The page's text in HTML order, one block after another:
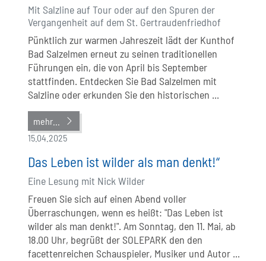
Mit Salzline auf Tour oder auf den Spuren der
Vergangenheit auf dem St. Gertraudenfriedhof
Pünktlich zur warmen Jahreszeit lädt der Kunthof
Bad Salzelmen erneut zu seinen traditionellen
Führungen ein, die von April bis September
stattfinden. Entdecken Sie Bad Salzelmen mit
Salzline oder erkunden Sie den historischen ...
mehr...
15.04.2025
Das Leben ist wilder als man denkt!“
Eine Lesung mit Nick Wilder
Freuen Sie sich auf einen Abend voller
Überraschungen, wenn es heißt: "Das Leben ist
wilder als man denkt!". Am Sonntag, den 11. Mai, ab
18.00 Uhr, begrüßt der SOLEPARK den den
facettenreichen Schauspieler, Musiker und Autor ...